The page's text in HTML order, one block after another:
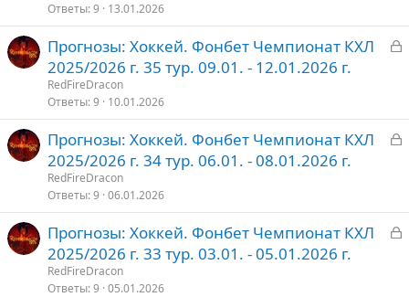
т
Ответы 9 13.01.2026
З
т
Прогнозы: Хоккей. Фонбет Чемпионат КХЛ
2025/2026 г. 35 тур. 09.01. - 12.01.2026 г.
RedFireDracon
Ответы 9 10.01.2026
З
т
Прогнозы: Хоккей. Фонбет Чемпионат КХЛ
2025/2026 г. 34 тур. 06.01. - 08.01.2026 г.
RedFireDracon
Ответы 9 06.01.2026
З
Прогнозы: Хоккей. Фонбет Чемпионат КХЛ
2025/2026 г. 33 тур. 03.01. - 05.01.2026 г.
RedFireDracon
Ответы 9 05.01.2026